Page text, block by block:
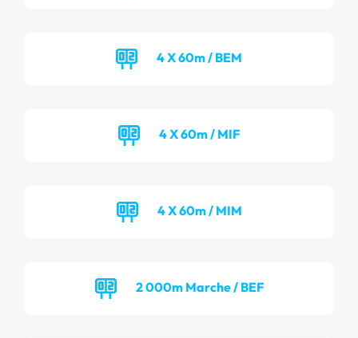
4 X 60m / BEM
4 X 60m / MIF
4 X 60m / MIM
2 000m Marche / BEF